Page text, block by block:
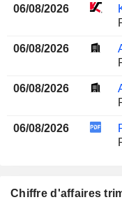
06/08/2026
06/08/2026
06/08/2026
06/08/2026
Chiffre d'affaires